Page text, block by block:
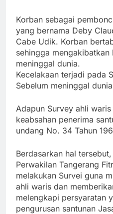
Korban sebagai
yang bernama Deby
Cabe Udik. Korban
sehingga
meninggal dunia.
Kecelakaan terjadi pada
Sebelum meninggal
Adapun Survey ahli
keabsahan penerima
undang No. 34 Tahun
Berdasarkan hal
Perwakilan Tangerang
melakukan Survei guna
ahli waris dan
melengkapi persyaratan
pengurusan santunan